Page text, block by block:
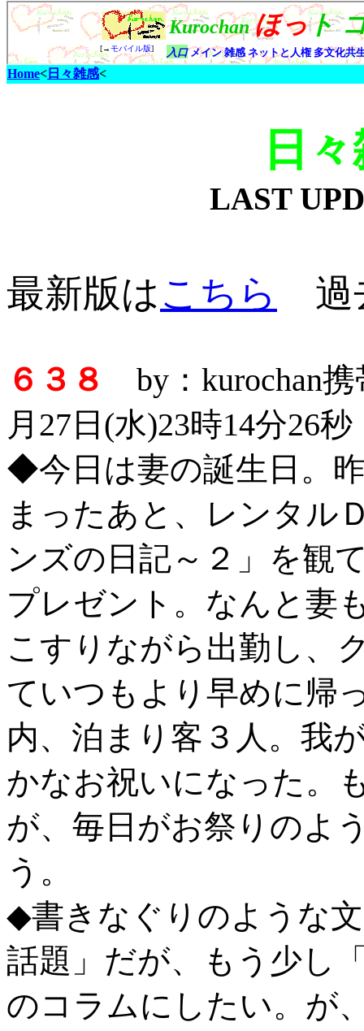
Home< 日々雑感<
日
LAST
最新版はこちら 過
６３８
by：kurochan
月27日(水)23時14分26秒
◆今日は妻の誕生日。
まったあと、レンタル
ンズの日記～２」を観
プレゼント。なんと妻
こすりながら出勤し、
ていつもより早めに帰
内、泊まり客３人。我
かなお祝いになった。
が、毎日がお祭りのよ
う。
◆書きなぐりのような
話題」だが、もう少し
のコラムにしたい。が